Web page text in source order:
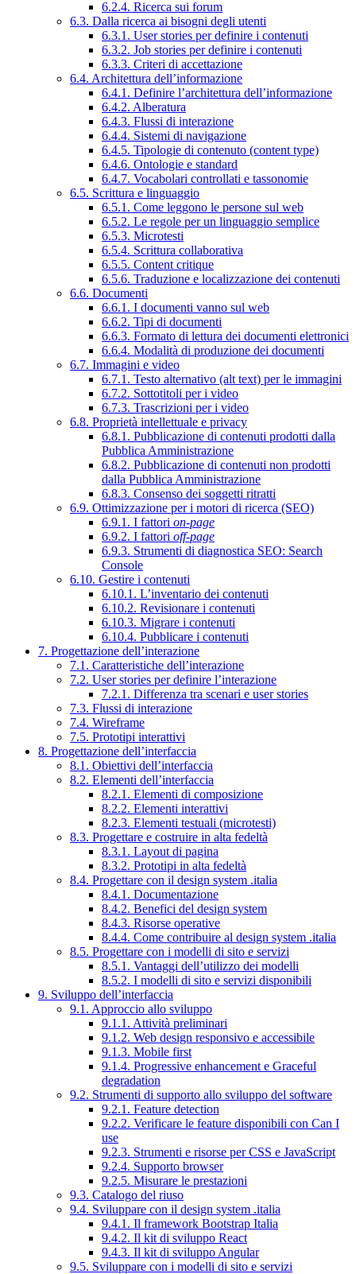
6.2.4. Ricerca sui forum
6.3. Dalla ricerca ai bisogni degli utenti
6.3.1. User stories per definire i contenuti
6.3.2. Job stories per definire i contenuti
6.3.3. Criteri di accettazione
6.4. Architettura dell’informazione
6.4.1. Definire l’architettura dell’informazione
6.4.2. Alberatura
6.4.3. Flussi di interazione
6.4.4. Sistemi di navigazione
6.4.5. Tipologie di contenuto (content type)
6.4.6. Ontologie e standard
6.4.7. Vocabolari controllati e tassonomie
6.5. Scrittura e linguaggio
6.5.1. Come leggono le persone sul web
6.5.2. Le regole per un linguaggio semplice
6.5.3. Microtesti
6.5.4. Scrittura collaborativa
6.5.5. Content critique
6.5.6. Traduzione e localizzazione dei contenuti
6.6. Documenti
6.6.1. I documenti vanno sul web
6.6.2. Tipi di documenti
6.6.3. Formato di lettura dei documenti elettronici
6.6.4. Modalità di produzione dei documenti
6.7. Immagini e video
6.7.1. Testo alternativo (alt text) per le immagini
6.7.2. Sottotitoli per i video
6.7.3. Trascrizioni per i video
6.8. Proprietà intellettuale e privacy
6.8.1. Pubblicazione di contenuti prodotti dalla
Pubblica Amministrazione
6.8.2. Pubblicazione di contenuti non prodotti
dalla Pubblica Amministrazione
6.8.3. Consenso dei soggetti ritratti
6.9. Ottimizzazione per i motori di ricerca (SEO)
6.9.1. I fattori on-page
6.9.2. I fattori off-page
6.9.3. Strumenti di diagnostica SEO: Search
Console
6.10. Gestire i contenuti
6.10.1. L’inventario dei contenuti
6.10.2. Revisionare i contenuti
6.10.3. Migrare i contenuti
6.10.4. Pubblicare i contenuti
7. Progettazione dell’interazione
7.1. Caratteristiche dell’interazione
7.2. User stories per definire l’interazione
7.2.1. Differenza tra scenari e user stories
7.3. Flussi di interazione
7.4. Wireframe
7.5. Prototipi interattivi
8. Progettazione dell’interfaccia
8.1. Obiettivi dell’interfaccia
8.2. Elementi dell’interfaccia
8.2.1. Elementi di composizione
8.2.2. Elementi interattivi
8.2.3. Elementi testuali (microtesti)
8.3. Progettare e costruire in alta fedeltà
8.3.1. Layout di pagina
8.3.2. Prototipi in alta fedeltà
8.4. Progettare con il design system .italia
8.4.1. Documentazione
8.4.2. Benefici del design system
8.4.3. Risorse operative
8.4.4. Come contribuire al design system .italia
8.5. Progettare con i modelli di sito e servizi
8.5.1. Vantaggi dell’utilizzo dei modelli
8.5.2. I modelli di sito e servizi disponibili
9. Sviluppo dell’interfaccia
9.1. Approccio allo sviluppo
9.1.1. Attività preliminari
9.1.2. Web design responsivo e accessibile
9.1.3. Mobile first
9.1.4. Progressive enhancement e Graceful
degradation
9.2. Strumenti di supporto allo sviluppo del software
9.2.1. Feature detection
9.2.2. Verificare le feature disponibili con Can I
use
9.2.3. Strumenti e risorse per CSS e JavaScript
9.2.4. Supporto browser
9.2.5. Misurare le prestazioni
9.3. Catalogo del riuso
9.4. Sviluppare con il design system .italia
9.4.1. Il framework Bootstrap Italia
9.4.2. Il kit di sviluppo React
9.4.3. Il kit di sviluppo Angular
9.5. Sviluppare con i modelli di sito e servizi